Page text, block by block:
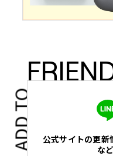
ADD TO
公式サイトの更新
な